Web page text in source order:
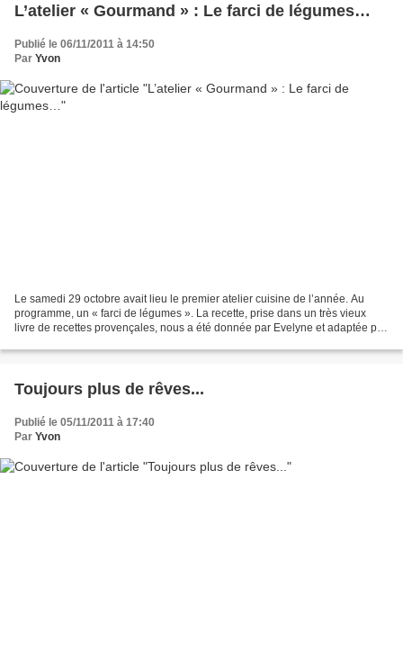
L’atelier « Gourmand » : Le farci de légumes…
Publié le 06/11/2011 à 14:50
Par Yvon
Le samedi 29 octobre avait lieu le premier atelier cuisine de l’année. Au
programme, un « farci de légumes ». La recette, prise dans un très vieux
livre de recettes provençales, nous a été donnée par Evelyne et adaptée par
Toujours plus de rêves...
Publié le 05/11/2011 à 17:40
Par Yvon